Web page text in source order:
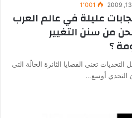
1٬001
عليلة في عالم العرب
من سنن التغيير
؟
تعني القضايا الثائرة الحالّة التى
التحدي أوسع…